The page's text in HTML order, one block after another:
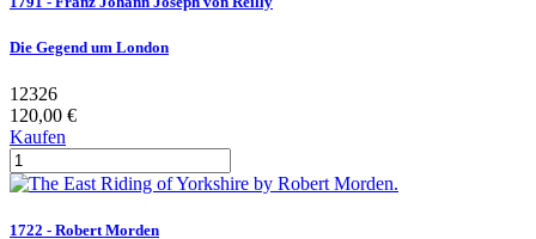
Die Gegend um London
12326
120,00 €
Kaufen
1722 - Robert Morden